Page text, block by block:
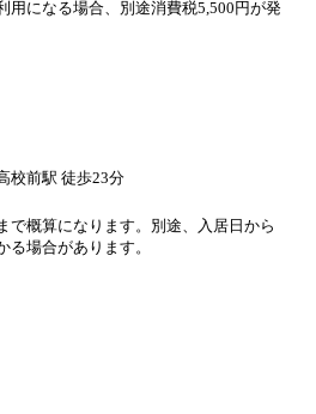
用になる場合、別途消費税5,500円が発
校前駅 徒歩23分
で概算になります。別途、入居日から
る場合があります。